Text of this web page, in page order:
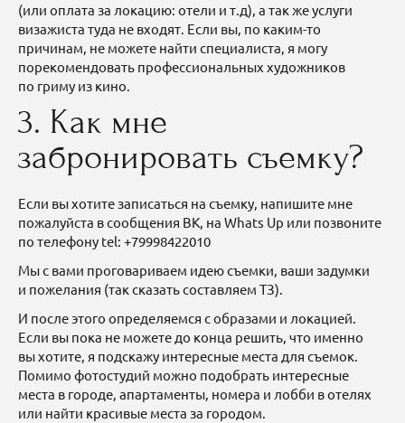
(или оплата за локацию: отели и т.д), а так же услуги
визажиста туда не входят. Если вы, по каким-то
причинам, не можете найти специалиста, я могу
порекомендовать профессиональных художников
по гриму из кино.
3. Как мне
забронировать съемку?
Если вы хотите записаться на съемку, напишите мне
пожалуйста в сообщения ВК, на Whats Up или позвоните
по телефону tel: +79998422010
Мы с вами проговариваем идею съемки, ваши задумки
и пожелания (так сказать составляем ТЗ).
И после этого определяемся с образами и локацией.
Если вы пока не можете до конца решить, что именно
вы хотите, я подскажу интересные места для съемок.
Помимо фотостудий можно подобрать интересные
места в городе, апартаменты, номера и лобби в отелях
или найти красивые места за городом.